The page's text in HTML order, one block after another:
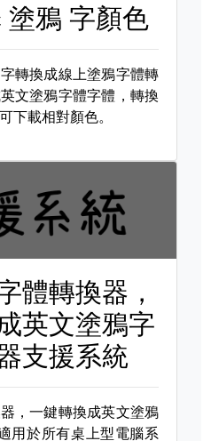
塗鴉 字顏色
轉換成線上塗鴉字體轉
文塗鴉字體字體，轉換
下載相對顏色。
體轉換器，
英文塗鴉字
支援系統
，一鍵轉換成英文塗鴉
用於所有桌上型電腦系